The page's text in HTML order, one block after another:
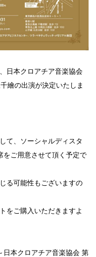
日本クロアチア音楽協会
繪の出演が決定いたしま
て、ソーシャルディスタ
をご用意させて頂く予定で
る可能性もございますの
をご購入いただきますよ
日本クロアチア音楽協会 第